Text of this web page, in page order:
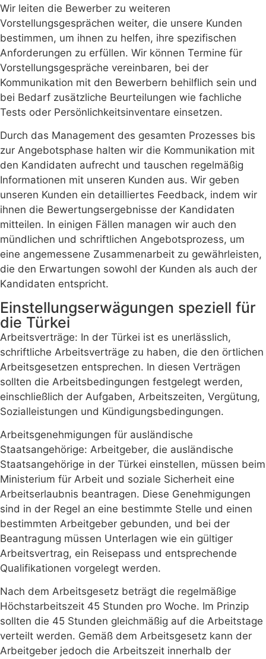
Wir leiten die Bewerber zu weiteren
Vorstellungsgesprächen weiter, die unsere Kunden
bestimmen, um ihnen zu helfen, ihre spezifischen
Anforderungen zu erfüllen. Wir können Termine für
Vorstellungsgespräche vereinbaren, bei der
Kommunikation mit den Bewerbern behilflich sein und
bei Bedarf zusätzliche Beurteilungen wie fachliche
Tests oder Persönlichkeitsinventare einsetzen.
Durch das Management des gesamten Prozesses bis
zur Angebotsphase halten wir die Kommunikation mit
den Kandidaten aufrecht und tauschen regelmäßig
Informationen mit unseren Kunden aus. Wir geben
unseren Kunden ein detailliertes Feedback, indem wir
ihnen die Bewertungsergebnisse der Kandidaten
mitteilen. In einigen Fällen managen wir auch den
mündlichen und schriftlichen Angebotsprozess, um
eine angemessene Zusammenarbeit zu gewährleisten,
die den Erwartungen sowohl der Kunden als auch der
Kandidaten entspricht.
Einstellungserwägungen speziell für
die Türkei
Arbeitsverträge: In der Türkei ist es unerlässlich,
schriftliche Arbeitsverträge zu haben, die den örtlichen
Arbeitsgesetzen entsprechen. In diesen Verträgen
sollten die Arbeitsbedingungen festgelegt werden,
einschließlich der Aufgaben, Arbeitszeiten, Vergütung,
Sozialleistungen und Kündigungsbedingungen.
Arbeitsgenehmigungen für ausländische
Staatsangehörige: Arbeitgeber, die ausländische
Staatsangehörige in der Türkei einstellen, müssen beim
Ministerium für Arbeit und soziale Sicherheit eine
Arbeitserlaubnis beantragen. Diese Genehmigungen
sind in der Regel an eine bestimmte Stelle und einen
bestimmten Arbeitgeber gebunden, und bei der
Beantragung müssen Unterlagen wie ein gültiger
Arbeitsvertrag, ein Reisepass und entsprechende
Qualifikationen vorgelegt werden.
Nach dem Arbeitsgesetz beträgt die regelmäßige
Höchstarbeitszeit 45 Stunden pro Woche. Im Prinzip
sollten die 45 Stunden gleichmäßig auf die Arbeitstage
verteilt werden. Gemäß dem Arbeitsgesetz kann der
Arbeitgeber jedoch die Arbeitszeit innerhalb der